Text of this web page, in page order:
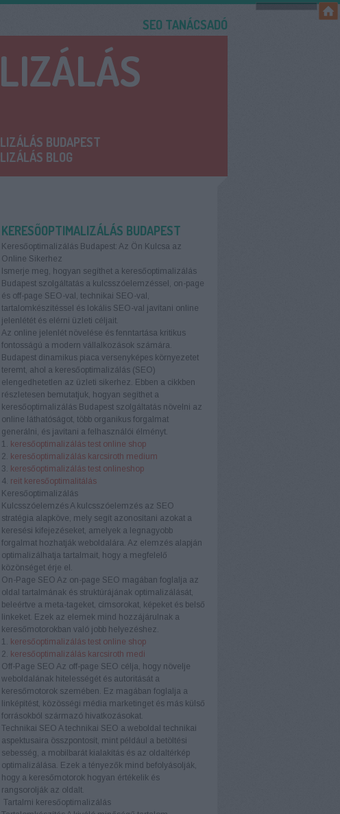
SEO TANÁCSADÓ
BUDAPEST
BLOG
KERESŐOPTIMALIZÁLÁS BUDAPEST
Keresőoptimalizálás Budapest: Az Ön Kulcsa az
Online Sikerhez
Ismerje meg, hogyan segíthet a keresőoptimalizálás
Budapest szolgáltatás a kulcsszóelemzéssel, on-page
és off-page SEO-val, technikai SEO-val,
tartalomkészítéssel és lokális SEO-val javítani online
jelenlétét és elérni üzleti céljait.
Az online jelenlét növelése és fenntartása kritikus
fontosságú a modern vállalkozások számára.
Budapest dinamikus piaca versenyképes környezetet
teremt, ahol a keresőoptimalizálás (SEO)
elengedhetetlen az üzleti sikerhez. Ebben a cikkben
részletesen bemutatjuk, hogyan segíthet a
keresőoptimalizálás Budapest szolgáltatás növelni az
online láthatóságot, több organikus forgalmat
generálni, és javítani a felhasználói élményt.
1. keresőoptimalizálás test online shop
2. keresőoptimalizálás karcsiroth medium
3. keresőoptimalizálás test onlineshop
4. reit keresőoptimalitálás
Keresőoptimalizálás
KulcsszóelemzésA kulcsszóelemzés az SEO
stratégia alapköve, mely segít azonosítani azokat a
keresési kifejezéseket, amelyek a legnagyobb
forgalmat hozhatják weboldalára. Az elemzés alapján
optimalizálhatja tartalmait, hogy a megfelelő
közönséget érje el.
On-Page SEO Az on-page SEO magában foglalja az
oldal tartalmának és struktúrájának optimalizálását,
beleértve a meta-tageket, címsorokat, képeket és belső
linkeket. Ezek az elemek mind hozzájárulnak a
keresőmotorokban való jobb helyezéshez.
1. keresőoptimalizálás test online shop
2. keresőoptimalizálás karcsiroth medi
Off-Page SEO Az off-page SEO célja, hogy növelje
weboldalának hitelességét és autoritását a
keresőmotorok szemében. Ez magában foglalja a
linképítést, közösségi média marketinget és más külső
forrásokból származó hivatkozásokat.
Technikai SEO A technikai SEO a weboldal technikai
aspektusaira összpontosít, mint például a betöltési
sebesség, a mobilbarát kialakítás és az oldaltérkép
optimalizálása. Ezek a tényezők mind befolyásolják,
hogy a keresőmotorok hogyan értékelik és
rangsorolják az oldalt.
Tartalmi keresőoptimalizálás